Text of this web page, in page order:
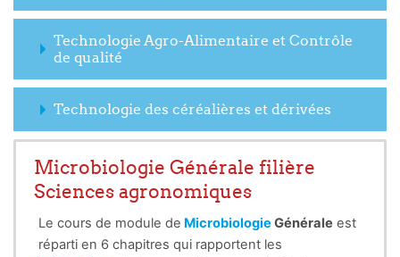
Technologie Agro-Alimentaire et Contrôle
de qualité
Technologie des céréalières et dérivées
Microbiologie Générale filière
Sciences agronomiques
Le cours de module de MicrobiologieGénérale est
réparti en 6 chapitres qui rapportent les